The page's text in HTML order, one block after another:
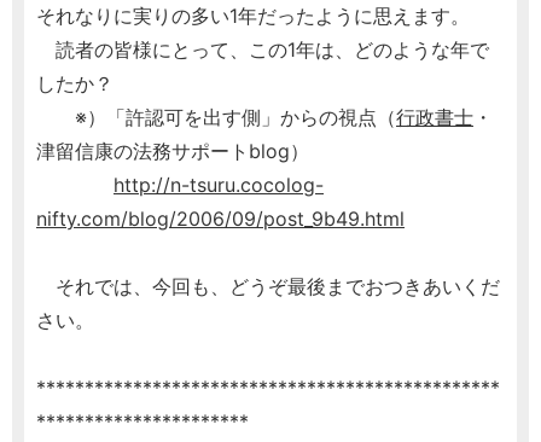
それなりに実りの多い1年だったように思えます。
読者の皆様にとって、この1年は、どのような年で
したか？
※）「許認可を出す側」からの視点（行政書士 ・
津留信康の法務サポートblog）
http://n-tsuru.cocolog-
nifty.com/blog/2006/09/post_9b49.html
それでは、今回も、どうぞ最後までおつきあいくだ
さい。
************************************************
**********************